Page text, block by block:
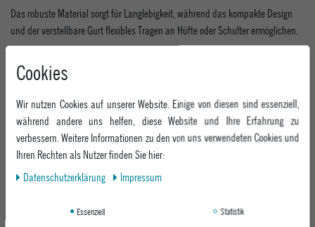
Das robuste Material sorgt für Langlebigkeit, während das kompakte Design
und der verstellbare Gurt flexibles Tragen an Hüfte oder Schulter ermöglichen.
bluesign zertifiziert Padding: Polyethylen Schaum - Schnallen und
Hauptfach mit Reißverschluss
zusätzliche kleine Organizer-Fächer
verstellbarer Hüft-/Schultergurt
kompakte Bauweise für Essentials
leicht und angenehm zu tragen
MEHR INFORMATIONEN ZUM EU VERANTWORTLICHEN »
Cookies
Wir nutzen Cookies auf unserer Website. Einige von diesen sind essenziell,
während andere uns helfen, diese Website und Ihre Erfahrung zu
verbessern. Weitere Informationen zu den von uns verwendeten Cookies und
Ihren Rechten als Nutzer finden Sie hier:
Daten­schutz­erklärung
Impressum
Essenziell
Statistik